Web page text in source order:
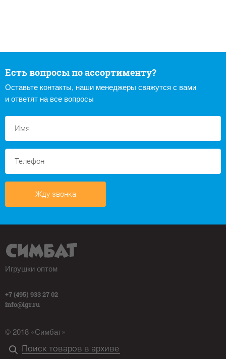
Есть вопросы по ассортименту?
Оставьте контакты, наши менеджеры свяжутся с вами
и ответят на все вопросы
Жду звонка
Игрушки оптом
+7 (495) 933 27 02
info@igr.ru
© 2018 «Симбат»